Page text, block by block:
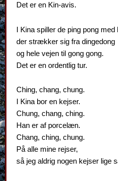
Det er en Kin-avis.
I Kina spiller de ping pong
der strækker sig fra dingedong
og hele vejen til gong gong.
Det er en ordentlig tur.
Ching, chang, chung.
I Kina bor en kejser.
Chung, chang, ching.
Han er af porcelæn.
Chang, ching, chung.
På alle mine rejser,
så jeg aldrig nogen kejser lige